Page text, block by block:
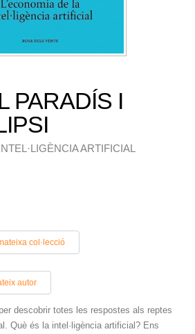
PARADÍS I
ARTIFICIAL
col·lecció
autor
descobrir totes les respostes als reptes
Què és la intel·ligència artificial? Ens